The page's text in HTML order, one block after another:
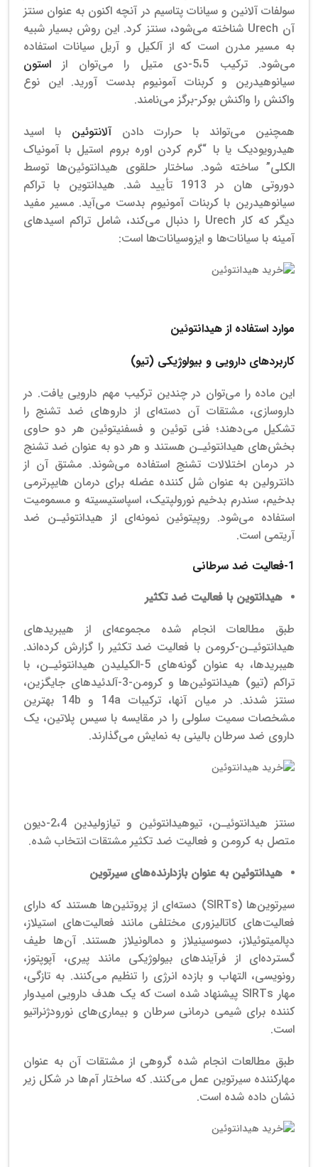
سولفات آلانین و سیانات پتاسیم در آنچه اکنون به عنوان سنتز
آن Urech شناخته می‌شود، سنتز کرد.
این روش بسیار شبیه
به مسیر مدرن است که از آلکیل و آریل سیانات استفاده
می‌شود. ترکیب 5،5-دی متیل را می‌توان از
استون
سیانوهیدرین و کربنات آمونیوم بدست آورید.این نوع
واکنش را واکنش بوکر-برگز می‌نامند.
همچنین می‌تواند با حرارت دادنآلانتوئین با اسید
هیدرویودیک یا با “گرم کردن اوره بروم استیل با آمونیاک
الکلی” ساخته شود. ساختار حلقوی هیدانتوئین‌ها توسط
دوروتی هان در 1913 تأیید شد.
هیدانتوین با تراکم
سیانوهیدرین با کربنات آمونیوم بدست می‌آید. مسیر مفید
دیگر که کار Urech را دنبال می‌کند، شامل تراکم اسیدهای
آمینه با سیانات‌ها و ایزوسیانات‌ها است:
موارد استفاده از هیدانتوئین
کاربردهای دارویی و بیولوژیکی (تیو)
این ماده را می‌توان در چندین ترکیب مهم دارویی یافت. در
داروسازی، مشتقات آن دسته‌ای از داروهای ضد تشنج را
تشکیل می‌دهند؛ فنی توئین و فسفنیتوئین هر دو حاوی
بخش‌های هیدانتوئیـن هستند و هر دو به عنوان ضد تشنج
در درمان اختلالات تشنج استفاده می‌شوند. مشتق آن از
دانترولین به عنوان شل کننده عضله برای درمان هایپرترمی
بدخیم، سندرم بدخیم نورولپتیک، اسپاستیسیته و مسمومیت
استفاده می‌شود. روپیتوئین نمونه‌ای از هیدانتوئیـن ضد
آریتمی است.
1-فعالیت ضد سرطانی
هیدانتوین با فعالیت ضد تکثیر
طبق مطالعات انجام شده مجموعه‌ای از هیبریدهای
هیدانتوئیـن-کرومن با فعالیت ضد تکثیر را گزارش کرده‌اند.
هیبریدها، به عنوان گونه‌های 5-الکیلیدن هیدانتوئیـن، با
تراکم (تیو) هیدانتوئین‌ها و کرومن-3-آلدئیدهای جایگزین،
سنتز شدند.
در میان آنها، ترکیبات 14a و 14b بهترین
مشخصات سمیت سلولی را در مقایسه با سیس پلاتین، یک
داروی ضد سرطان بالینی به نمایش می‌گذارند.
سنتز هیدانتوئیـن، تیوهیدانتوئین و تیازولیدین 2،4-دیون
متصل به کرومن و فعالیت ضد تکثیر مشتقات انتخاب شده.
هیدانتوئین به عنوان بازدارنده‌های سیرتوین
سیرتوین‌ها (SIRTs) دسته‌ای از پروتئین‌ها هستند که دارای
فعالیت‌های کاتالیزوری مختلفی مانند فعالیت‌های استیلاز،
دپالمیتوئیلاز، دسوسینیلاز و دمالونیلاز هستند. آن‌ها طیف
گسترده‌ای از فرآیندهای بیولوژیکی مانند پیری، آپوپتوز،
رونویسی، التهاب و بازده انرژی را تنظیم می‌کنند. به تازگی،
مهار SIRTs پیشنهاد شده است که یک هدف دارویی امیدوار
کننده برای شیمی درمانی سرطان و بیماری‌های نورودژنراتیو
است.
طبق مطالعات انجام شده گروهی از مشتقات آن به عنوان
مهارکننده سیرتوین عمل می‌کنند. که ساختار آم‌ها در شکل زیر
نشان داده شده است.